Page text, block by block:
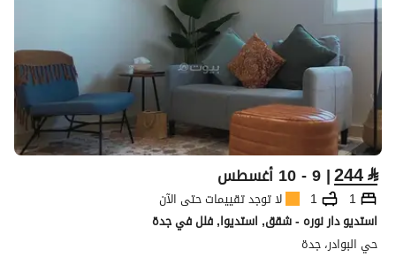
⃁
244| 9 - 10 أغسطس
1
1
لا توجد تقييمات حتى الآن
استديو دار نوره - شقق, استديوا, فلل في جدة
حي البوادر، جدة